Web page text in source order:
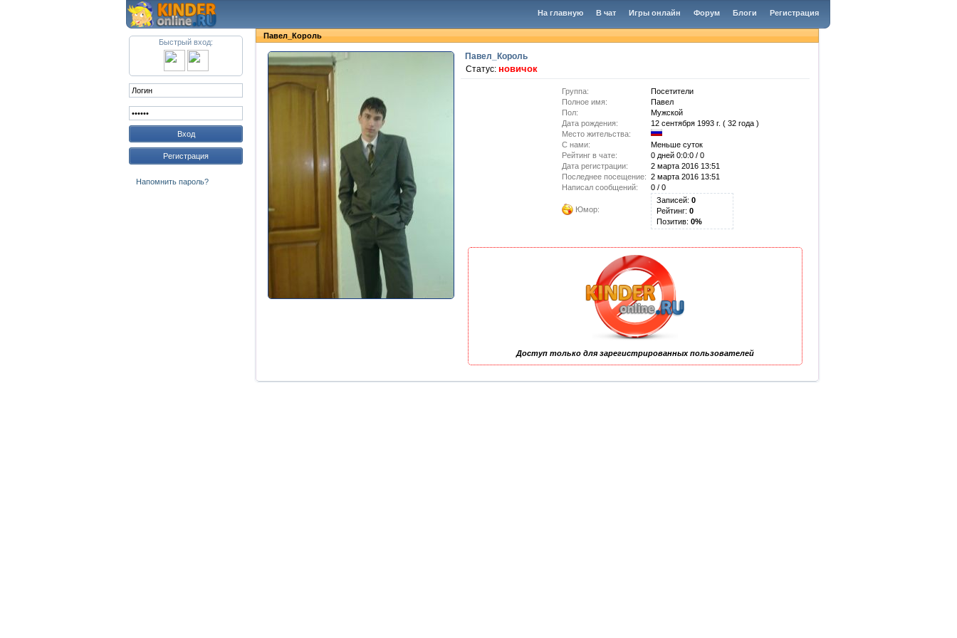
Регистрация
Блоги
Форум
Игры онлайн
В чат
На главную
Быстрый вход:
Вход
Регистрация
Напомнить пароль?
Павел_Король
Павел_Король
Статус: новичок
Группа:
Посетители
Полное имя:
Павел
Пол:
Мужской
Дата рождения:
12 сентября 1993 г. ( 32 года )
Место жительства:
C нами:
Меньше суток
Рейтинг в чате:
0 дней 0:0:0 / 0
Дата регистрации:
2 марта 2016 13:51
Последнее посещение: 2 марта 2016 13:51
Написал сообщений:
0 / 0
Юмор:
Записей: 0
Рейтинг: 0
Позитив: 0%
Доступ только для зарегистрированных пользователей